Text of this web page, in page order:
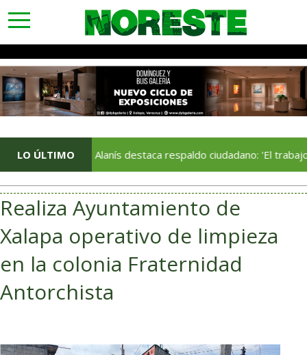
toggle
navigation
LO ÚLTIMO
Jorge Alanís destaca respaldo ciudadano: 'El trabajo que
Realiza Ayuntamiento de
Xalapa operativo de limpieza
en la colonia Fraternidad
Antorchista